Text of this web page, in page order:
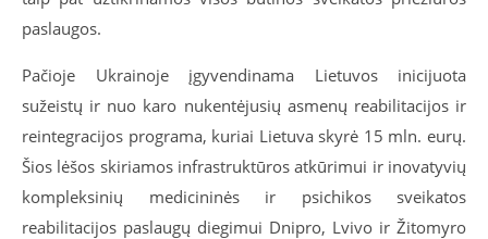
paslaugos.
Pačioje Ukrainoje įgyvendinama Lietuvos inicijuota
sužeistų ir nuo karo nukentėjusių asmenų reabilitacijos ir
reintegracijos programa, kuriai Lietuva skyrė 15 mln. eurų.
Šios lėšos skiriamos infrastruktūros atkūrimui ir inovatyvių
kompleksinių medicininės ir psichikos sveikatos
reabilitacijos paslaugų diegimui Dnipro, Lvivo ir Žitomyro